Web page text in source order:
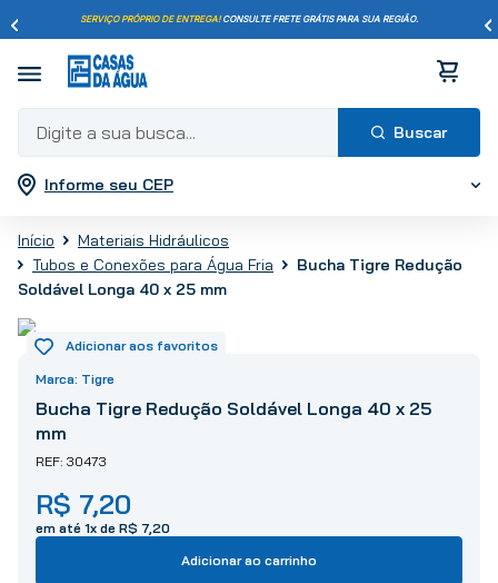
SERVIÇO PRÓPRIO DE ENTREGA!CONSULTE FRETE GRÁTIS PARA SUA REGIÃO.
Digite a sua busca...
Informe seu CEP
Materiais Hidráulicos
Tubos e Conexões para Água Fria
Bucha Tigre Redução
Soldável Longa 40 x 25 mm
Tigre
Bucha Tigre Redução Soldável Longa 40 x 25
mm
30473
R$ 7,20
em até 1x de R$ 7 20
Adicionar ao carrinho
Termos mais buscados
2
porcelanato
3º
piso
5
º
vaso sanitário
6º
chuveiro
7º
cimento
8º
10º tinta